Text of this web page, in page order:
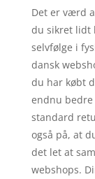
Det er værd
du sikret lidt
selvfølge i
dansk
du har købt
endnu
standard
også på, at
det let at
webshops.